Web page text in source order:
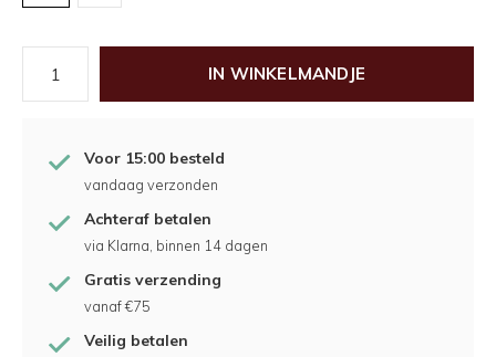
IN WINKELMANDJE
Voor 15:00 besteld
vandaag verzonden
Achteraf betalen
via Klarna, binnen 14 dagen
Gratis verzending
vanaf €75
Veilig betalen